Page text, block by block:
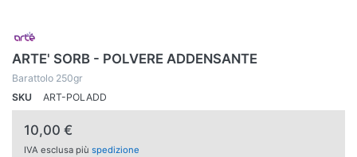
ARTE' SORB - POLVERE ADDENSANTE
Barattolo 250gr
SKU
ART-POLADD
10,00 €
IVA esclusa più spedizione